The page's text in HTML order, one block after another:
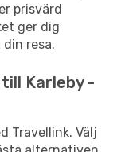
prisvärd
ger dig
resa.
Karleby -
Travellink. Välj